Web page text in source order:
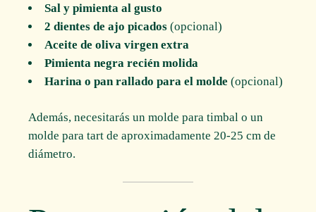
Sal y pimienta al gusto
2 dientes de ajo picados (opcional)
Aceite de oliva virgen extra
Pimienta negra recién molida
Harina o pan rallado para el molde (opcional)
Además, necesitarás un molde para timbal o un
molde para tart de aproximadamente 20-25 cm de
diámetro.